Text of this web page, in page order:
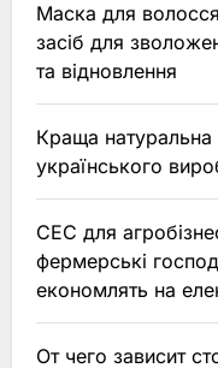
Маска для
засіб для
та відновлення
Краща натуральна
українського
СЕС для
фермерські
економлять на
От чего зависит